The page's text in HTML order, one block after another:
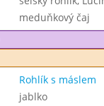
meduňkový čaj
Rohlík s máslem
jablko